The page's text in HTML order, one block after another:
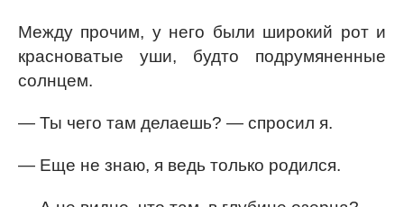
Между прочим, у него были широкий рот и
красноватые уши, будто подрумяненные
солнцем.
— Ты чего там делаешь? — спросил я.
— Еще не знаю, я ведь только родился.